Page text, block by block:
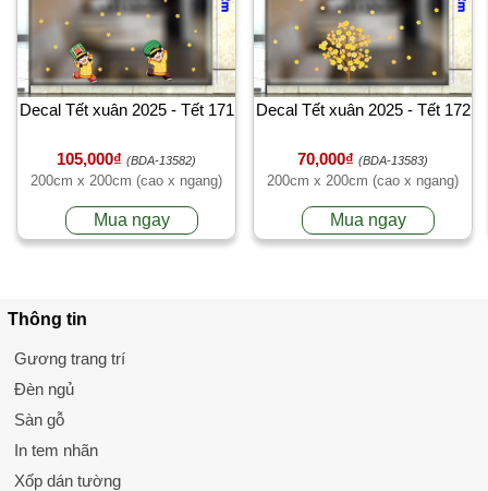
Decal Tết xuân 2025 - Tết 171
105,000₫ (BDA-13582)
200cm x 200cm (cao x ngang)
Mua ngay
Decal Tết xuân 2025 - Tết 172
70,000₫ (BDA-13583)
200cm x 200cm (cao x ngang)
Mua ngay
Thông tin
Gương trang trí
Đèn ngủ
Sàn gỗ
In tem nhãn
Xốp dán tường